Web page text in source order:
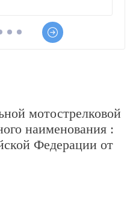
мотострелковой
наименования :
Федерации от